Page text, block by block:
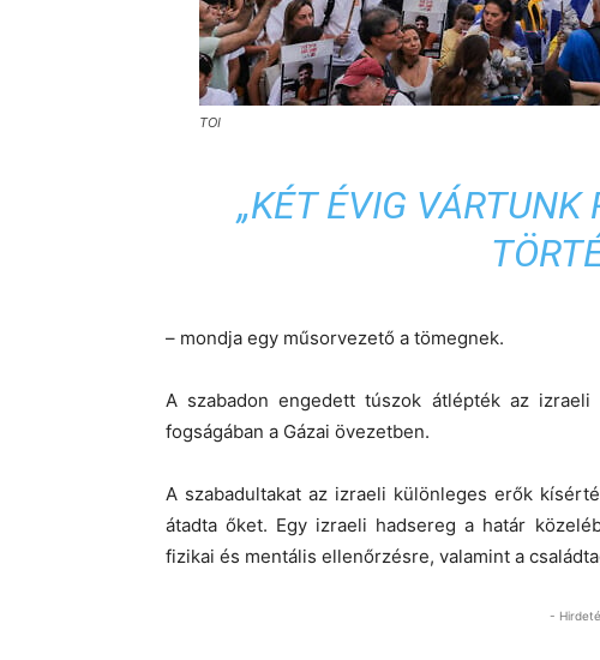
TOI
„KÉT ÉVIG
– mondja egy műsorvezető a tömegnek.
A szabadon engedett túszok átlépték az
fogságában a Gázai övezetben.
A szabadultakat az izraeli különleges erők
átadta őket. Egy izraeli hadsereg a határ
fizikai és mentális ellenőrzésre, valamint a
-